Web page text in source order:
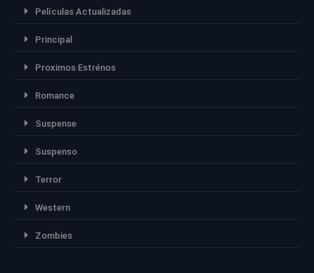
Películas Actualizadas
Principal
Proximos Estrénos
Romance
Suspense
Suspenso
Terror
Western
Zombies